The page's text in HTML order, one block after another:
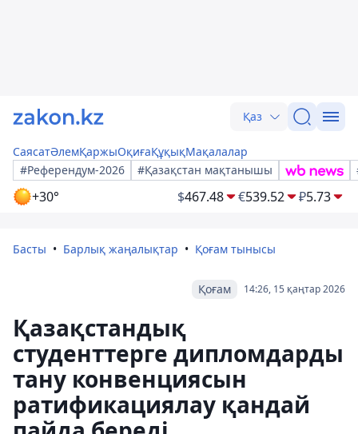
Қаз
СаясатӘлемҚаржыОқиғаҚұқықМақалалар
#Референдум-2026
#Қазақстан мақтанышы
+30° $467.48 €539.52 ₽5.73
Басты Барлық жаңалықтар Қоғам тынысы
14:26, 15 қаңтар 2026
Қоғам
Қазақстандық
студенттерге дипломдарды
тану конвенциясын
ратификациялау қандай